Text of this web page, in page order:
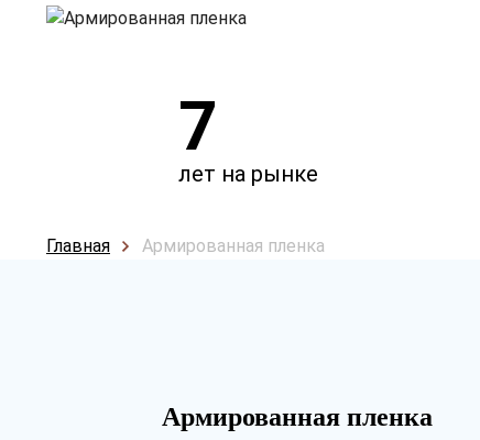
7
лет на рынке
Главная Армированная пленка
Армированная пленка